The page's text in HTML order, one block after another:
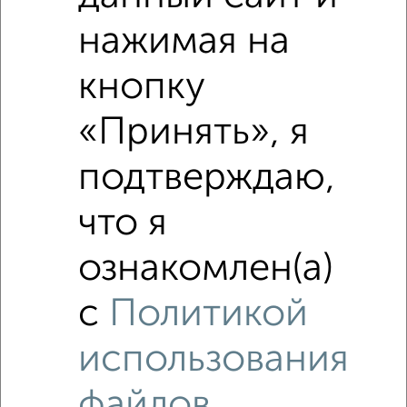
Рядом, с меньшей ценой
Недалеко от Молодёжная 17 с ценой ниже
нажимая на
кнопку
«Принять», я
подтверждаю,
что я
ознакомлен(а)
с Политикой
использования